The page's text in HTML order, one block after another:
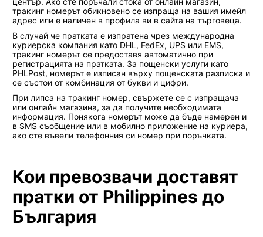
тракинг номерът обикновено се изпраща на вашия имейл
адрес или е наличен в профила ви в сайта на търговеца.
В случай че пратката е изпратена чрез международна
куриерска компания като DHL, FedEx, UPS или EMS,
тракинг номерът се предоставя автоматично при
регистрацията на пратката. За пощенски услуги като
PHLPost, номерът е изписан върху пощенската разписка и
се състои от комбинация от букви и цифри.
При липса на тракинг номер, свържете се с изпращача
или онлайн магазина, за да получите необходимата
информация. Понякога номерът може да бъде намерен и
в SMS съобщение или в мобилно приложение на куриера,
ако сте въвели телефонния си номер при поръчката.
Кои превозвачи доставят
пратки от Philippines до
България